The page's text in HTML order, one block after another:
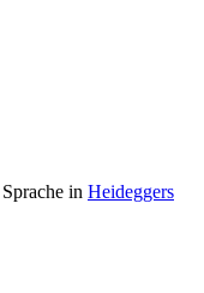
in Heideggers